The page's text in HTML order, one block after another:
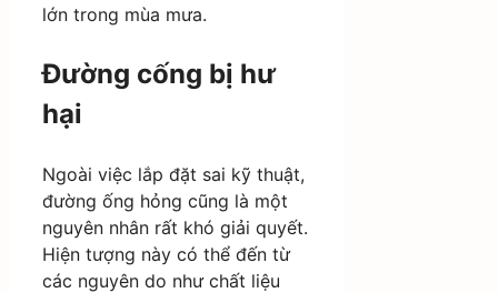
lớn trong mùa mưa.
Đường cống bị hư
hại
Ngoài việc lắp đặt sai kỹ thuật,
đường ống hỏng cũng là một
nguyên nhân rất khó giải quyết.
Hiện tượng này có thể đến từ
các nguyên do như chất liệu